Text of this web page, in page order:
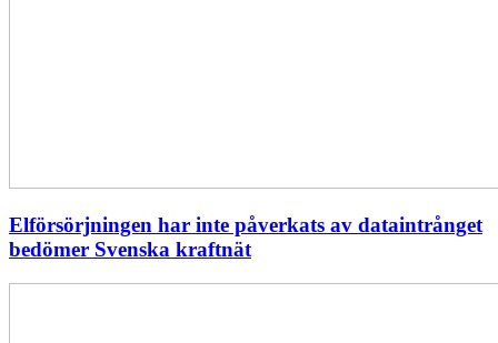
Elförsörjningen har inte påverkats av dataintrånget
bedömer Svenska kraftnät